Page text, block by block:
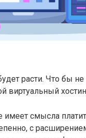
расти. Что бы
виртуальный
имеет смысла
с